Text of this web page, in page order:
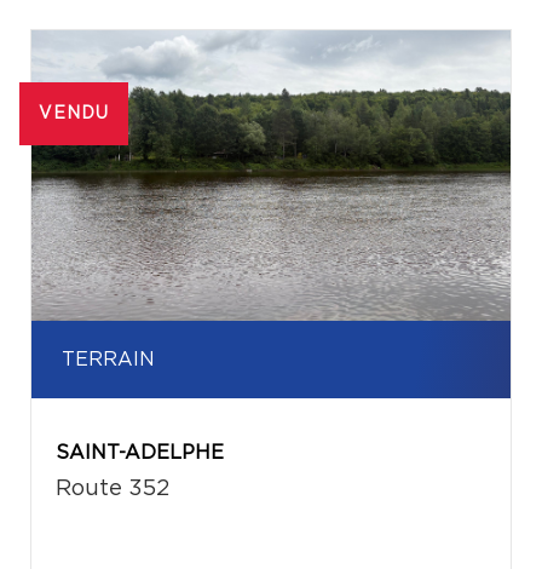
VENDU
TERRAIN
SAINT-ADELPHE
Route 352